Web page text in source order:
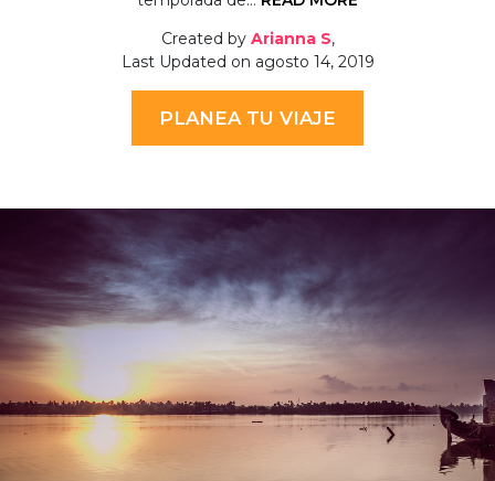
Created by Arianna S,
Last Updated on agosto 14, 2019
PLANEA TU VIAJE